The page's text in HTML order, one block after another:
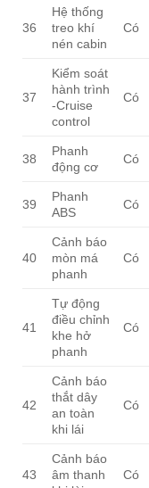
36
Hệ thống
treo khí
nén cabin
Có
37
Kiểm soát
hành trình
-Cruise
control
Có
38
Phanh
động cơ
Có
39
Phanh
ABS
Có
40
Cảnh báo
mòn má
phanh
Có
41
Tự động
điều chỉnh
khe hở
phanh
Có
42
Cảnh báo
thắt dây
an toàn
khi lái
Có
43
Cảnh báo
âm thanh
Có